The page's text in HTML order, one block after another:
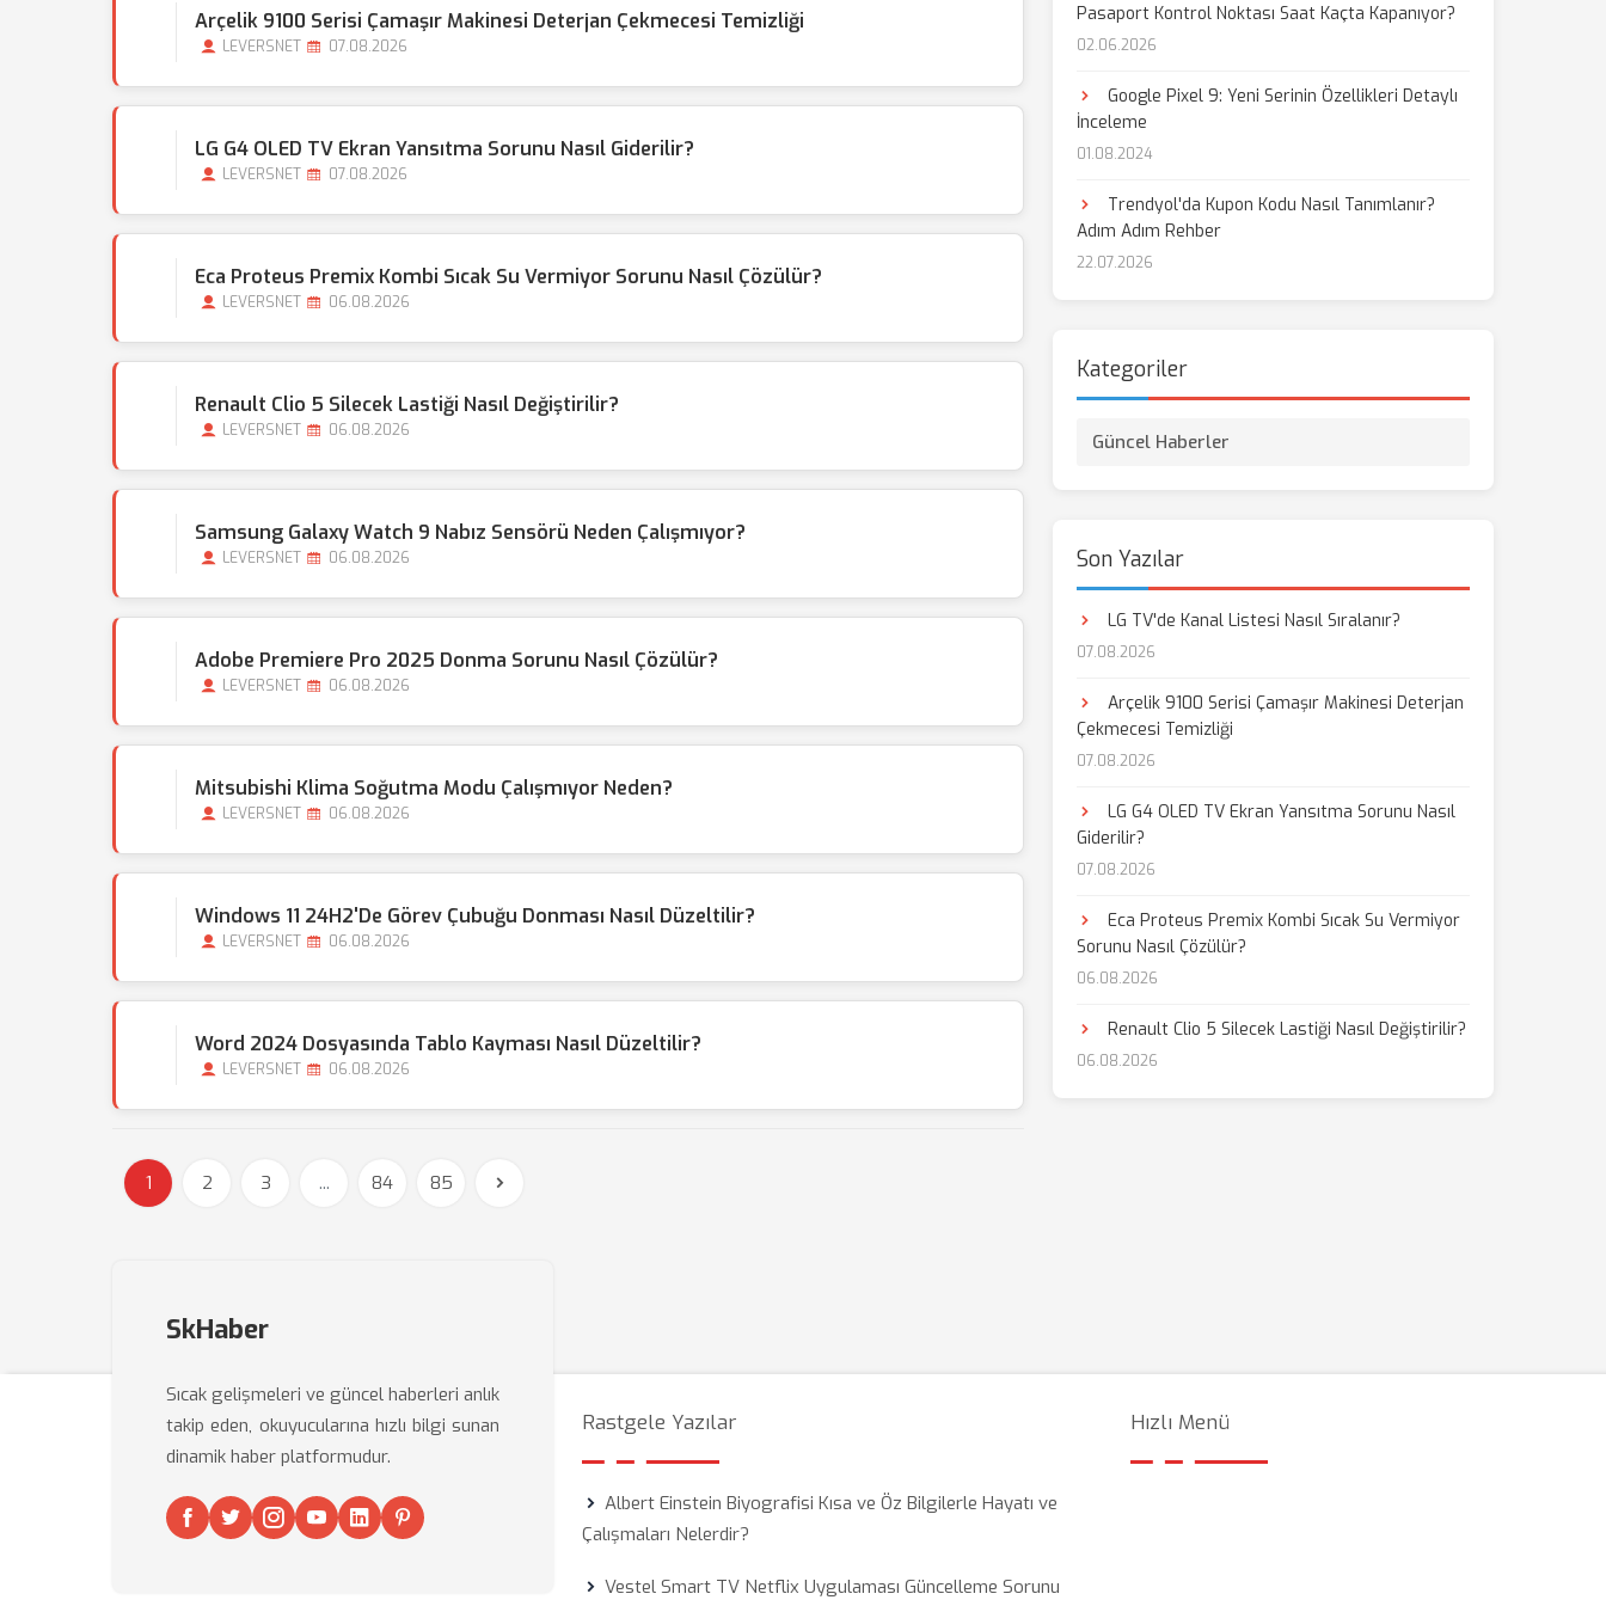
Arçelik 9100 Serisi Çamaşır Makinesi Deterjan Çekmecesi Temizliği
LEVERSNET 07.08.2026
LG G4 OLED TV Ekran Yansıtma Sorunu Nasıl Giderilir?
LEVERSNET 07.08.2026
Eca Proteus Premix Kombi Sıcak Su Vermiyor Sorunu Nasıl Çözülür?
LEVERSNET 06.08.2026
Renault Clio 5 Silecek Lastiği Nasıl Değiştirilir?
LEVERSNET 06.08.2026
Samsung Galaxy Watch 9 Nabız Sensörü Neden Çalışmıyor?
LEVERSNET 06.08.2026
Adobe Premiere Pro 2025 Donma Sorunu Nasıl Çözülür?
LEVERSNET 06.08.2026
Mitsubishi Klima Soğutma Modu Çalışmıyor Neden?
LEVERSNET 06.08.2026
Windows 11 24H2'de Görev Çubuğu Donması Nasıl Düzeltilir?
LEVERSNET 06.08.2026
Word 2024 Dosyasında Tablo Kayması Nasıl Düzeltilir?
LEVERSNET 06.08.2026
1 2 3 ... 84 85
Pasaport Kontrol Noktası Saat Kaçta Kapanıyor?
02.06.2026
Google Pixel 9: Yeni Serinin Özellikleri Detaylı
İnceleme
01.08.2024
Trendyol'da Kupon Kodu Nasıl Tanımlanır?
Adım Adım Rehber
22.07.2026
Kategoriler
Güncel Haberler
Son Yazılar
LG TV'de Kanal Listesi Nasıl Sıralanır?
07.08.2026
Arçelik 9100 Serisi Çamaşır Makinesi Deterjan
Çekmecesi Temizliği
07.08.2026
LG G4 OLED TV Ekran Yansıtma Sorunu Nasıl
Giderilir?
07.08.2026
Eca Proteus Premix Kombi Sıcak Su Vermiyor
Sorunu Nasıl Çözülür?
06.08.2026
Renault Clio 5 Silecek Lastiği Nasıl Değiştirilir?
06.08.2026
SkHaber
Sıcak gelişmeleri ve güncel haberleri anlık
takip eden, okuyucularına hızlı bilgi sunan
dinamik haber platformudur.
Rastgele Yazılar
Albert Einstein Biyografisi Kısa ve Öz Bilgilerle Hayatı ve
Çalışmaları Nelerdir?
Vestel Smart TV Netflix Uygulaması Güncelleme Sorunu
Hızlı Menü